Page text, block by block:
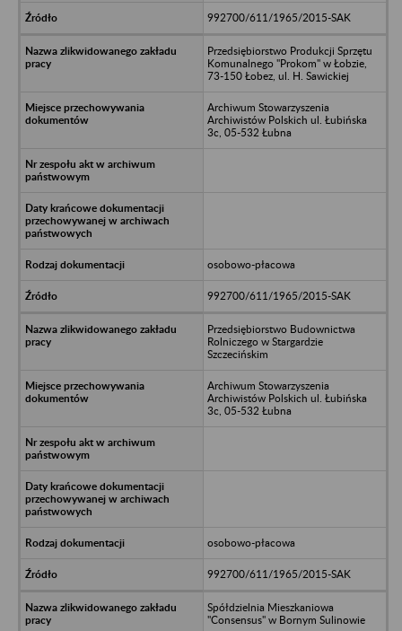
992700/611/1965/2015-SAK
Przedsiębiorstwo Produkcji Sprzętu
Komunalnego "Prokom" w Łobzie,
73-150 Łobez, ul. H. Sawickiej
Archiwum Stowarzyszenia
Archiwistów Polskich ul. Łubińska
3c, 05-532 Łubna
osobowo-płacowa
992700/611/1965/2015-SAK
Przedsiębiorstwo Budownictwa
Rolniczego w Stargardzie
Szczecińskim
Archiwum Stowarzyszenia
Archiwistów Polskich ul. Łubińska
3c, 05-532 Łubna
osobowo-płacowa
992700/611/1965/2015-SAK
Spółdzielnia Mieszkaniowa
"Consensus" w Bornym Sulinowie